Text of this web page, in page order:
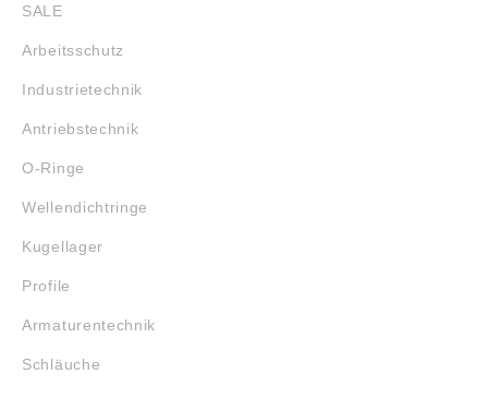
SALE
Arbeitsschutz
Industrietechnik
Antriebstechnik
O-Ringe
Wellendichtringe
Kugellager
Profile
Armaturentechnik
Schläuche